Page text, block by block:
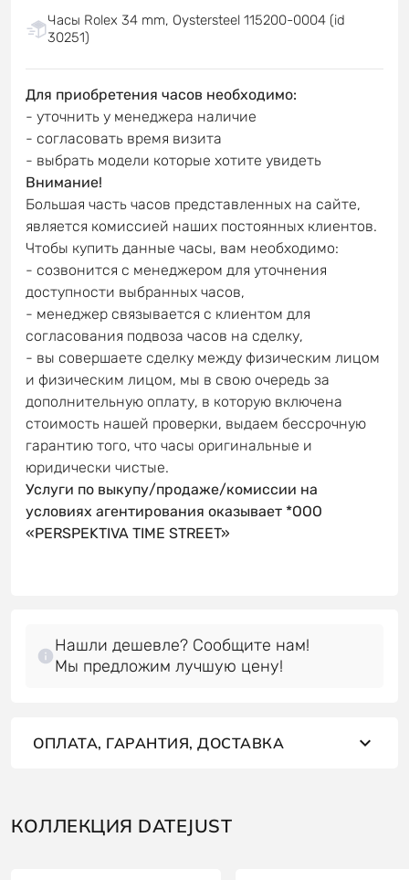
Часы Rolex 34 mm, Oystersteel 115200-0004 (id
30251)
Для приобретения часов необходимо:
- уточнить у менеджера наличие
- согласовать время визита
- выбрать модели которые хотите увидеть
Внимание!
Большая часть часов представленных на сайте,
является комиссией наших постоянных клиентов.
Чтобы купить данные часы, вам необходимо:
- созвонится с менеджером для уточнения
доступности выбранных часов,
- менеджер связывается с клиентом для
согласования подвоза часов на сделку,
- вы совершаете сделку между физическим лицом
и физическим лицом, мы в свою очередь за
дополнительную оплату, в которую включена
стоимость нашей проверки, выдаем бессрочную
гарантию того, что часы оригинальные и
юридически чистые.
Услуги по выкупу/продаже/комиссии на
условиях агентирования оказывает *OOO
«PERSPEKTIVA TIME STREET»
Нашли дешевле? Сообщите нам!
Мы предложим лучшую цену!
ОПЛАТА, ГАРАНТИЯ, ДОСТАВКА
КОЛЛЕКЦИЯ DATEJUST